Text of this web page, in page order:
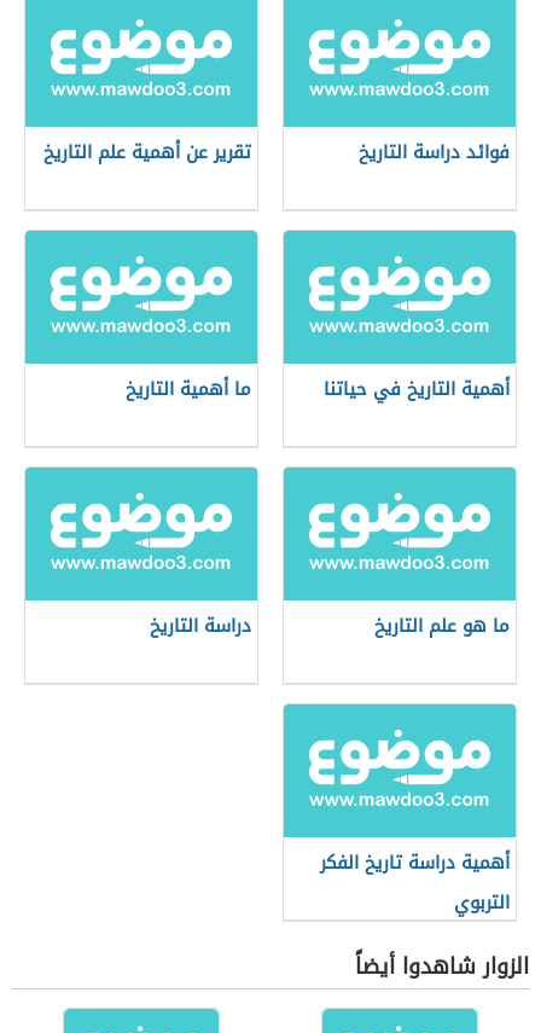
فوائد دراسة التاريخ تقرير عن أهمية علم التاريخ
أهمية التاريخ في حياتنا ما أهمية التاريخ
ما هو علم التاريخ دراسة التاريخ
أهمية دراسة تاريخ الفكر
التربوي
الزوار شاهدوا أيضاً